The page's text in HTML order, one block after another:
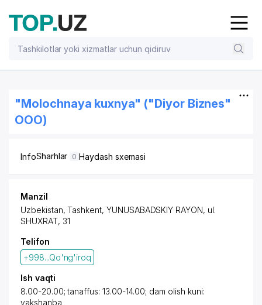
"Molochnaya kuxnya" ("Diyor Biznes"
OOO)
InfoSharhlar 0 Haydash sxemasi
Manzil
Uzbekistan,Tashkent, YUNUSABADSKIY RAYON, ul.
SHUXRAT, 31
Telifon
+998...Qo'ng'iroq
Ish vaqti
8.00-20.00; tanaffus: 13.00-14.00; dam olish kuni:
yakshanba